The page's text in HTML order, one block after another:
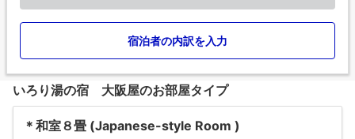
宿泊者の内訳を入力
いろり湯の宿 大阪屋のお部屋タイプ
＊和室８畳 (Japanese-style Room )